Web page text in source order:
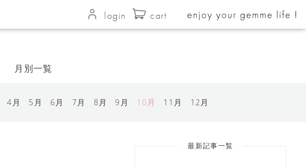
login cart
月別一覧
4月 5月 6月 7月 8月 9月 10月 11月 12月
最新記事一覧